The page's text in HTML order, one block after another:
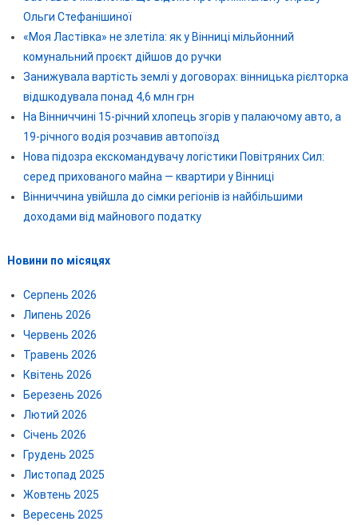
Ольги Стефанішиної
«Моя Ластівка» не злетіла: як у Вінниці мільйонний
комунальний проєкт дійшов до ручки
Занижувала вартість землі у договорах: вінницька рієлторка
відшкодувала понад 4,6 млн грн
На Вінниччині 15-річний хлопець згорів у палаючому авто, а
19-річного водія розчавив автопоїзд
Нова підозра екскомандувачу логістики Повітряних Сил:
серед прихованого майна — квартири у Вінниці
Вінниччина увійшла до сімки регіонів із найбільшими
доходами від майнового податку
Новини по місяцях
Серпень 2026
Липень 2026
Червень 2026
Травень 2026
Квітень 2026
Березень 2026
Лютий 2026
Січень 2026
Грудень 2025
Листопад 2025
Жовтень 2025
Вересень 2025